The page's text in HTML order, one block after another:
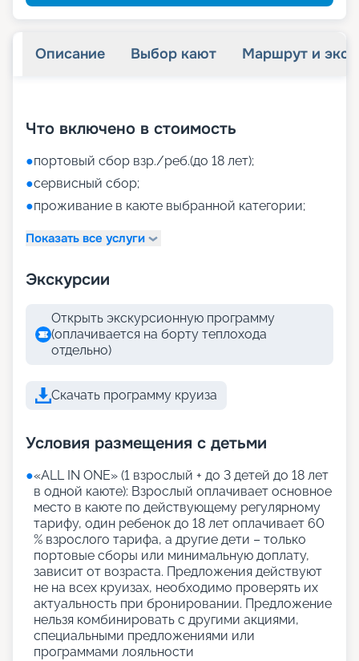
Описание Выбор кают Маршрут и
Что включено в стоимость
●портовый сбор взр./реб.(до 18 лет);
●сервисный сбор;
●проживание в каюте выбранной категории;
Показать все услуги
Экскурсии
Открыть экскурсионную программу
(оплачивается на борту теплохода
отдельно)
Скачать программу круиза
Условия размещения с детьми
●«АLL IN ONE» (1 взрослый + до 3 детей до 18 лет
в одной каюте): Взрослый оплачивает основное
место в каюте по действующему регулярному
тарифу, один ребенок до 18 лет оплачивает 60
% взрослого тарифа, а другие дети – только
портовые сборы или минимальную доплату,
зависит от возраста. Предложения действуют
не на всех круизах, необходимо проверять их
актуальность при бронировании. Предложение
нельзя комбинировать с другими акциями,
специальными предложениями или
программами лояльности